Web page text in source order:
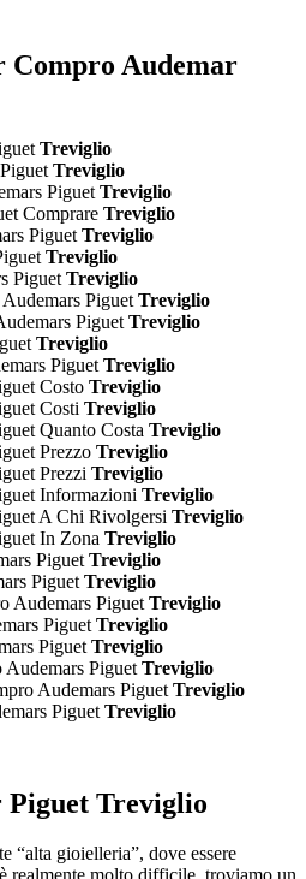
Compro Audemar
Treviglio
Treviglio
Piguet Treviglio
Comprare Treviglio
Piguet Treviglio
Treviglio
Piguet Treviglio
Piguet Treviglio
Piguet Treviglio
Treviglio
Piguet Treviglio
Costo Treviglio
Costi Treviglio
Quanto Costa Treviglio
Prezzo Treviglio
Prezzi Treviglio
Informazioni Treviglio
A Chi Rivolgersi Treviglio
In Zona Treviglio
Piguet Treviglio
Piguet Treviglio
Audemars Piguet Treviglio
Piguet Treviglio
Piguet Treviglio
Piguet Treviglio
Audemars Piguet Treviglio
Piguet Treviglio
Piguet Treviglio
“alta gioielleria”, dove essere